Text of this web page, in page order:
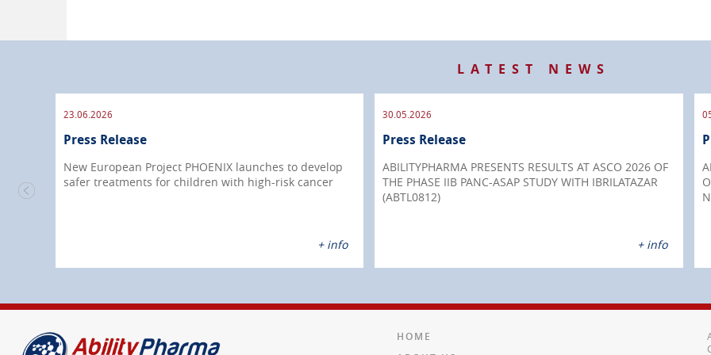
LATEST NEWS
23.06.2026
Press Release
New European Project PHOENIX launches to develop
safer treatments for children with high-risk cancer
+ info
30.05.2026
Press Release
ABILITYPHARMA PRESENTS RESULTS AT ASCO 2026 OF
THE PHASE IIB PANC-ASAP STUDY WITH IBRILATAZAR
(ABTL0812)
+ info
HOME